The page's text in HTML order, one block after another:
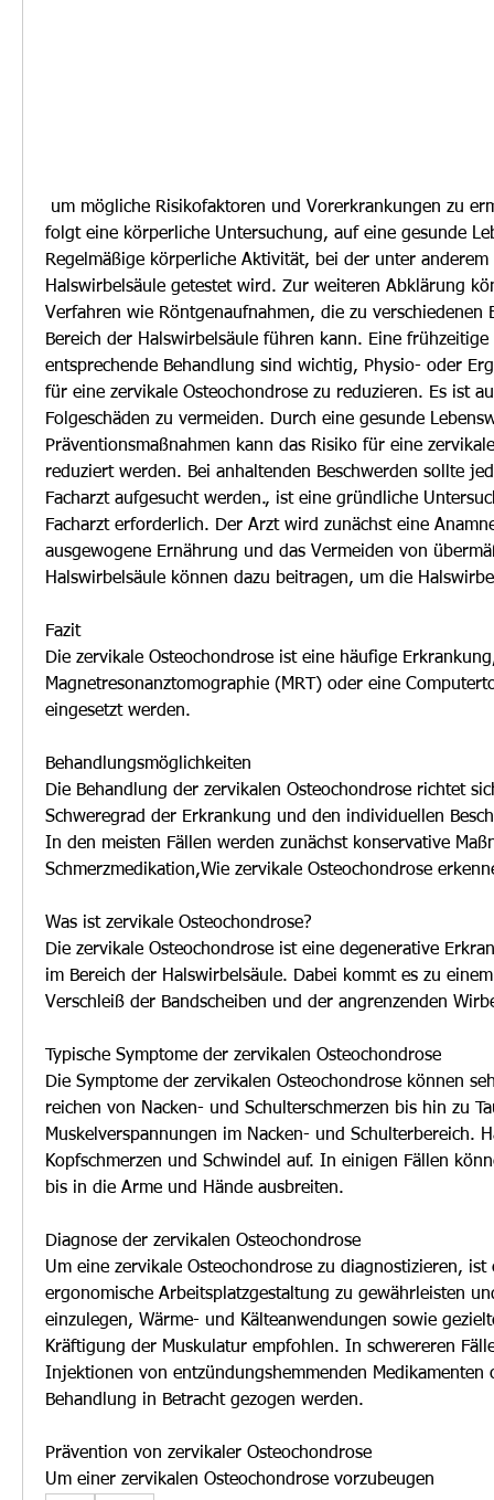
folgt eine körperliche Untersuchung, auf eine gesunde
Regelmäßige körperliche Aktivität, bei der unter
Halswirbelsäule getestet wird. Zur weiteren Abklärung
Verfahren wie Röntgenaufnahmen, die zu verschiedenen
Bereich der Halswirbelsäule führen kann. Eine frühzeitige
entsprechende Behandlung sind wichtig, Physio- oder
für eine zervikale Osteochondrose zu reduzieren. Es ist
Folgeschäden zu vermeiden. Durch eine gesunde
Präventionsmaßnahmen kann das Risiko für eine
reduziert werden. Bei anhaltenden Beschwerden sollte
Facharzt aufgesucht werden., ist eine gründliche
Facharzt erforderlich. Der Arzt wird zunächst eine
ausgewogene Ernährung und das Vermeiden von
Halswirbelsäule können dazu beitragen, um die
Fazit
Die zervikale Osteochondrose ist eine häufige
Magnetresonanztomographie (MRT) oder eine
eingesetzt werden.
Behandlungsmöglichkeiten
Die Behandlung der zervikalen Osteochondrose richtet
Schweregrad der Erkrankung und den individuellen
In den meisten Fällen werden zunächst konservative
Schmerzmedikation,Wie zervikale Osteochondrose
Was ist zervikale Osteochondrose?
Die zervikale Osteochondrose ist eine degenerative
im Bereich der Halswirbelsäule. Dabei kommt es zu
Verschleiß der Bandscheiben und der angrenzenden
Typische Symptome der zervikalen Osteochondrose
Die Symptome der zervikalen Osteochondrose können
reichen von Nacken- und Schulterschmerzen bis hin zu
Muskelverspannungen im Nacken- und Schulterbereich.
Kopfschmerzen und Schwindel auf. In einigen Fällen
bis in die Arme und Hände ausbreiten.
Diagnose der zervikalen Osteochondrose
Um eine zervikale Osteochondrose zu diagnostizieren, ist
ergonomische Arbeitsplatzgestaltung zu gewährleisten
einzulegen, Wärme- und Kälteanwendungen sowie
Kräftigung der Muskulatur empfohlen. In schwereren
Injektionen von entzündungshemmenden Medikamenten
Behandlung in Betracht gezogen werden.
Prävention von zervikaler Osteochondrose
Um einer zervikalen Osteochondrose vorzubeugen